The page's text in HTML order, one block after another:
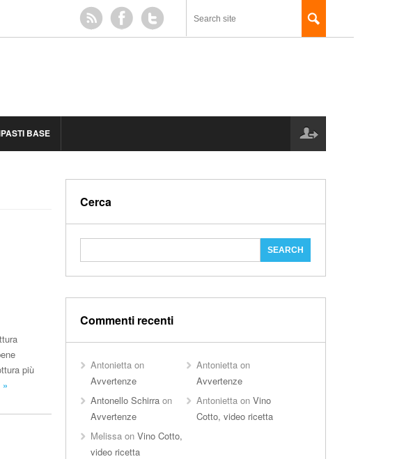
BASE
più
Cerca
Commenti recenti
Antoniettaon
Avvertenze
Antonietta on
Avvertenze
Antonello Schirraon
Avvertenze
Antonietta onVino
Cotto, video ricetta
Melissaon Vino Cotto,
video ricetta